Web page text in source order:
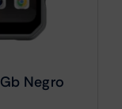
Negro